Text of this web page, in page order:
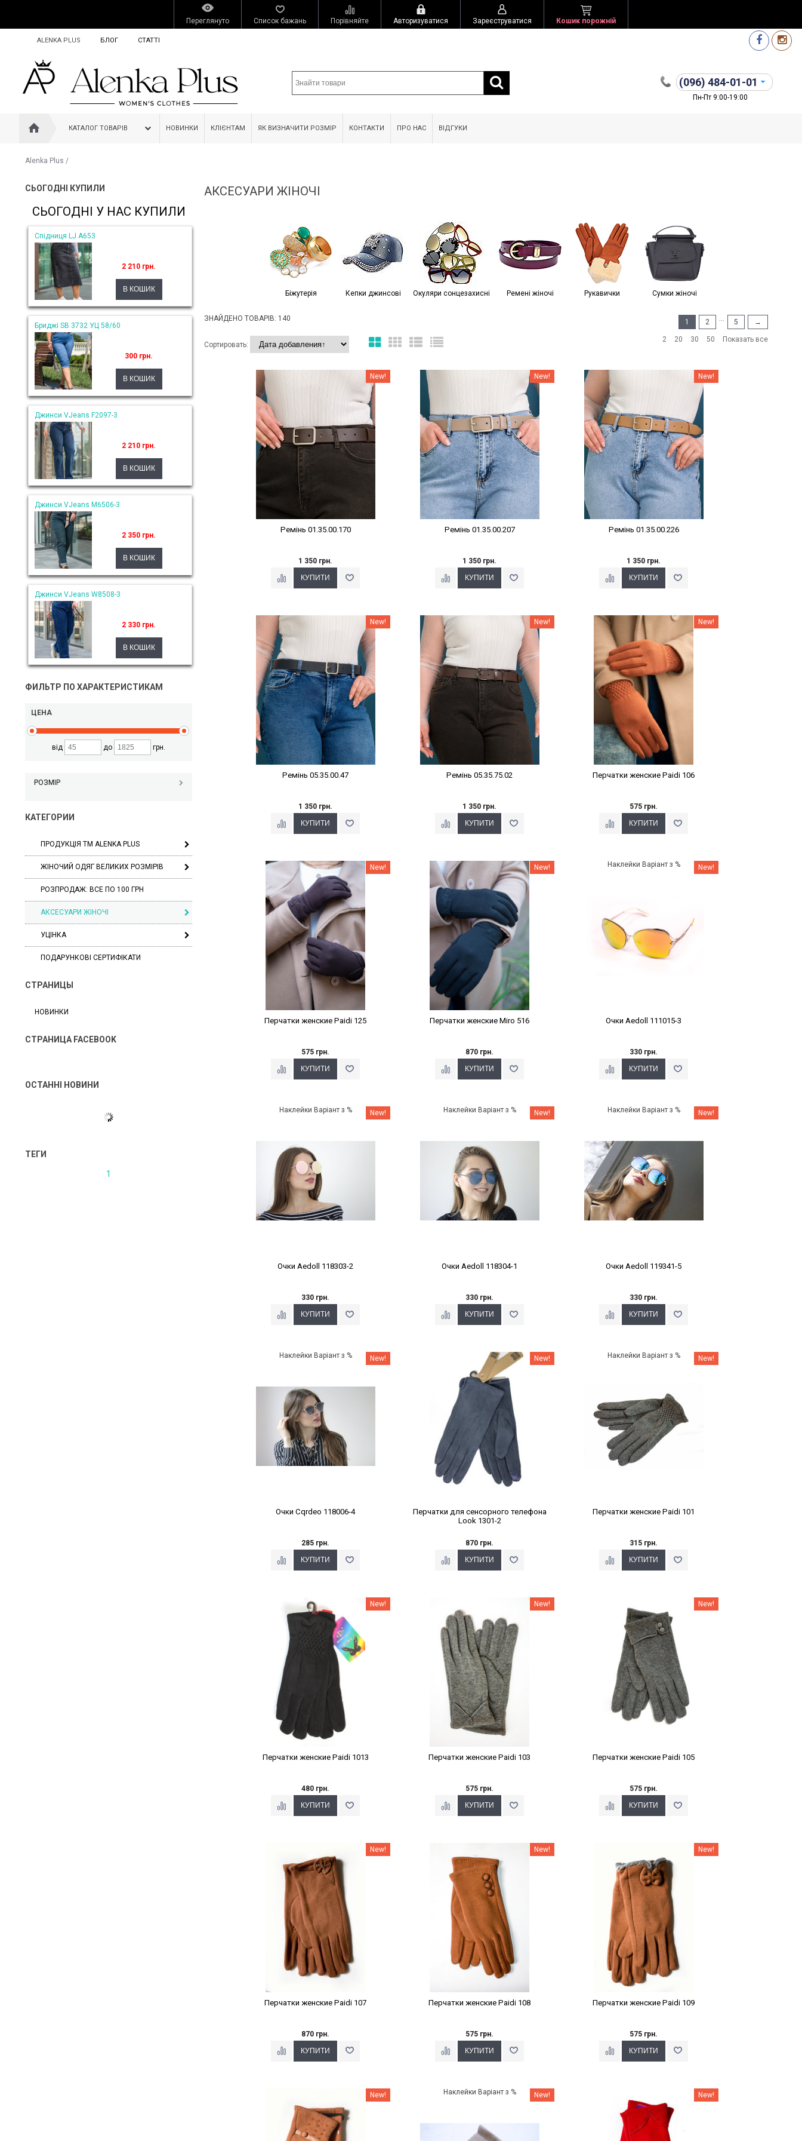
Переглянуто Список бажань Порівняйте Авторизуватися Зареєструватися Кошик порожній
ALENKA PLUS БЛОГ СТАТТІ
(096) 484-01-01
Пн-Пт 9:00-19:00
КАТАЛОГ ТОВАРІВ НОВИНКИ КЛІЄНТАМ ЯК ВИЗНАЧИТИ РОЗМІР КОНТАКТИ ПРО НАС ВІДГУКИ
Alenka Plus /
СЬОГОДНІ КУПИЛИ
СЬОГОДНІ У НАС КУПИЛИ
Спідниця LJ A653
2 210 грн.
Бриджі SB 3732 УЦ 58/60
300 грн.
Джинси VJeans F2097-3
2 210 грн.
Джинси VJeans M6506-3
2 350 грн.
Джинси VJeans W8508-3
2 330 грн.
ФИЛЬТР ПО ХАРАКТЕРИСТИКАМ
ЦЕНА
від до грн.
РОЗМІР
КАТЕГОРИИ
ПРОДУКЦІЯ ТМ ALENKA PLUS
ЖІНОЧИЙ ОДЯГ ВЕЛИКИХ РОЗМІРІВ
РОЗПРОДАЖ: ВСЕ ПО 100 ГРН
АКСЕСУАРИ ЖІНОЧІ
УЦІНКА
ПОДАРУНКОВІ СЕРТИФІКАТИ
СТРАНИЦЫ
НОВИНКИ
СТРАНИЦА FACEBOOK
ОСТАННІ НОВИНИ
ТЕГИ
1
АКСЕСУАРИ ЖІНОЧІ
Біжутерія Кепки джинсові Окуляри сонцезахисні Ремені жіночі Рукавички Сумки жіночі
ЗНАЙДЕНО ТОВАРІВ: 140 1 2 ... 5 →
Сортировать:
2 20 30 50 Показать все
New!
Ремінь 01.35.00.170
1 350 грн.
New!
Ремінь 01.35.00.207
1 350 грн.
Наклейки Варіант з % New!
Ремінь 01.35.00.226
1 350 грн.
Наклейки Варіант з % New!
Ремінь 05.35.00.47
1 350 грн.
Наклейки Варіант з % New!
Ремінь 05.35.75.02
1 350 грн.
Наклейки Варіант з % New!
Перчатки женские Paidi 106
575 грн.
Наклейки Варіант з % New!
Перчатки женские Paidi 125
575 грн.
Наклейки Варіант з % New!
Перчатки женские Miro 516
870 грн.
Наклейки Варіант з % New!
Очки Aedoll 111015-3
330 грн.
Наклейки Варіант з % New!
Очки Aedoll 118303-2
330 грн.
Наклейки Варіант з % New!
Очки Aedoll 118304-1
330 грн.
Наклейки Варіант з % New!
Очки Aedoll 119341-5
330 грн.
Наклейки Варіант з % New!
Очки Cqrdeo 118006-4
285 грн.
Наклейки Варіант з % New!
Перчатки для сенсорного телефона
Look 1301-2
870 грн.
Наклейки Варіант з % New!
Перчатки женские Paidi 101
315 грн.
Наклейки Варіант з % New!
Перчатки женские Paidi 1013
480 грн.
New!
Перчатки женские Paidi 103
575 грн.
New!
Перчатки женские Paidi 105
575 грн.
New!
Перчатки женские Paidi 107
870 грн.
New!
Перчатки женские Paidi 108
575 грн.
New!
Перчатки женские Paidi 109
575 грн.
New! Наклейки Варіант з % New! New!